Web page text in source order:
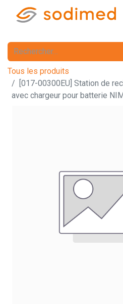
Tous les produits
[017-00300EU] Station de
avec chargeur pour batterie